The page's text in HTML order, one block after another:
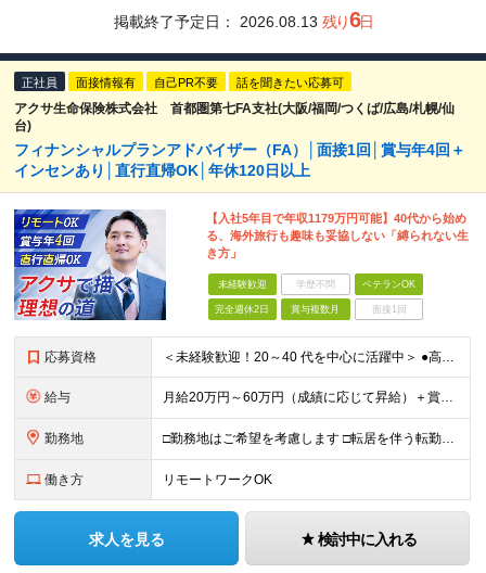
掲載終了予定日： 2026.08.13 残り6日
正社員 面接情報有 自己PR不要 話を聞きたい応募可
アクサ生命保険株式会社 首都圏第七FA支社(大阪/福岡/つくば/広島/札幌/仙
台)
フィナンシャルプランアドバイザー（FA）│面接1回│賞与年4回＋
インセンあり│直行直帰OK│年休120日以上
【入社5年目で年収1179万円可能】40代から始め
る、海外旅行も趣味も妥協しない「縛られない生
き方」
未経験歓迎 学歴不問 ベテランOK
完全週休2日 賞与複数月 面接1回
応募資格 ＜未経験歓迎！20～40 代を中心に活躍中＞ ●高卒以上 ●業界・業種未経験OK <こんな方を歓迎します> ・公私ともに生涯活かせる専門知識を身につけたい方 ・ライフステージが変わってもキャリアを築
給与 月給20万円～60万円（成績に応じて昇給）＋賞与年4回 ※前職給与・経験・年齢・能力を考慮の上、決定します ※試用期間3ヶ月あり（期間中の待遇に変更なし） ※入社後2年間は、研修期間として初期補給制
勤務地 □勤務地はご希望を考慮します □転居を伴う転勤はありません ●首都圏第七FA支社 東京都港区虎ノ門3-17-1 TOKYU REIT虎ノ門ビル4F ​●つくばFA支社 茨城県つくば市竹園1-6
働き方 リモートワークOK
求人を見る 検討中に入れる